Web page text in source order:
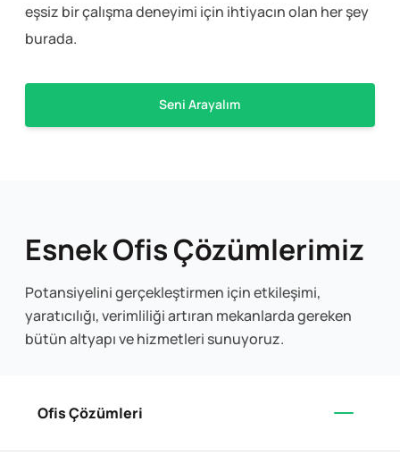
eşsiz bir çalışma deneyimi için ihtiyacın olan her şey
burada.
Seni Arayalım
Esnek Ofis Çözümlerimiz
Potansiyelini gerçekleştirmen için etkileşimi,
yaratıcılığı, verimliliği artıran mekanlarda gereken
bütün altyapı ve hizmetleri sunuyoruz.
Ofis Çözümleri